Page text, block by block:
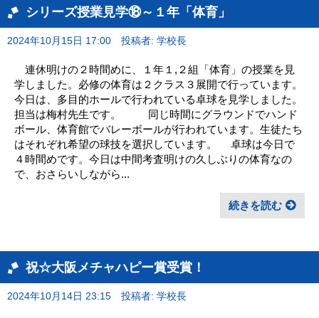
シリーズ授業見学⑱～１年「体育」
2024年10月15日 17:00 投稿者: 学校長
連休明けの２時間めに、１年１,２組「体育」の授業を見
学しました。必修の体育は２クラス３展開で行っています。
今日は、多目的ホールで行われている卓球を見学しました。
担当は梅村先生です。 同じ時間にグラウンドでハンド
ボール、体育館でバレーボールが行われています。生徒たち
はそれぞれ希望の球技を選択しています。 卓球は今日で
４時間めです。今日は中間考査明けの久しぶりの体育なの
で、おさらいしながら...
続きを読む
祝☆大阪メチャハピー賞受賞！
2024年10月14日 23:15 投稿者: 学校長